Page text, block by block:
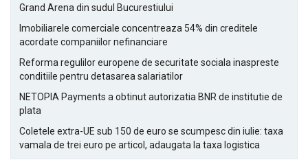
Grand Arena din sudul Bucurestiului
Imobiliarele comerciale concentreaza 54% din creditele
acordate companiilor nefinanciare
Reforma regulilor europene de securitate sociala inaspreste
conditiile pentru detasarea salariatilor
NETOPIA Payments a obtinut autorizatia BNR de institutie de
plata
Coletele extra-UE sub 150 de euro se scumpesc din iulie: taxa
vamala de trei euro pe articol, adaugata la taxa logistica